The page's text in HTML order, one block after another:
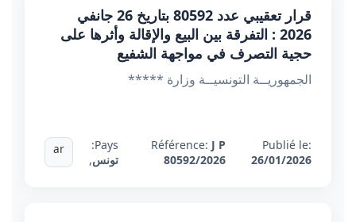
قرار تعقيبي عدد 80592 بتاريخ 26 جانفي
2026 : التفرقة بين البيع والإقالة وأثرها على
حجية التصرف في مواجهة الشفيع
الجمهوريــة التونسيــة وزارة *****
Publié le:
26/01/2026
Référence: J P
80592/2026
Pays:
تونس,
ar